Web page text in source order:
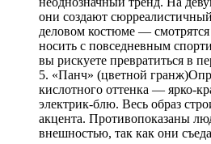
они создают
деловом костюме —
носить с повседневным
вы рискуете превратиться в
5. «Панч» (цветной
кислотного оттенка — ярко-
электрик-блю. Весь образ
акцента. Противопоказаны
внешностью, так как они